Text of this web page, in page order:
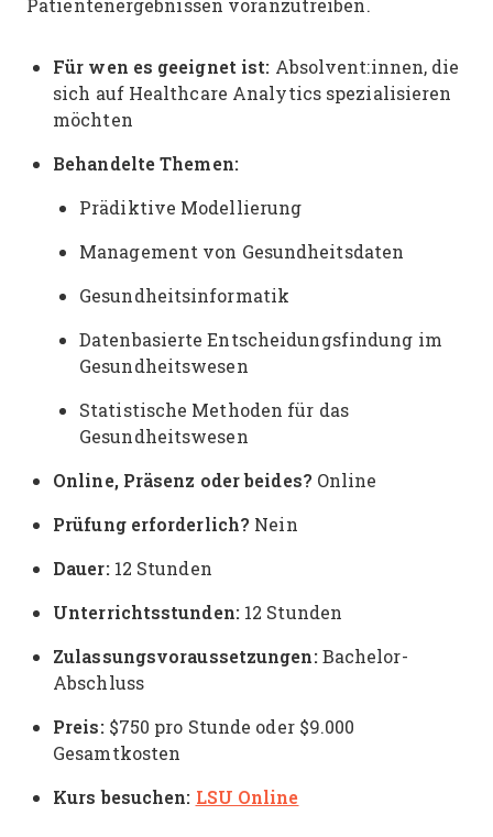
Patientenergebnissen voranzutreiben.
Für wen es geeignet ist: Absolvent:innen, die
sich auf Healthcare Analytics spezialisieren
möchten
Behandelte Themen:
Prädiktive Modellierung
Management von Gesundheitsdaten
Gesundheitsinformatik
Datenbasierte Entscheidungsfindung im
Gesundheitswesen
Statistische Methoden für das
Gesundheitswesen
Online, Präsenz oder beides? Online
Prüfung erforderlich? Nein
Dauer:12 Stunden
Unterrichtsstunden:12 Stunden
Zulassungsvoraussetzungen:Bachelor-
Abschluss
Preis:$750 pro Stunde oder $9.000
Gesamtkosten
Kurs besuchen: LSU Online